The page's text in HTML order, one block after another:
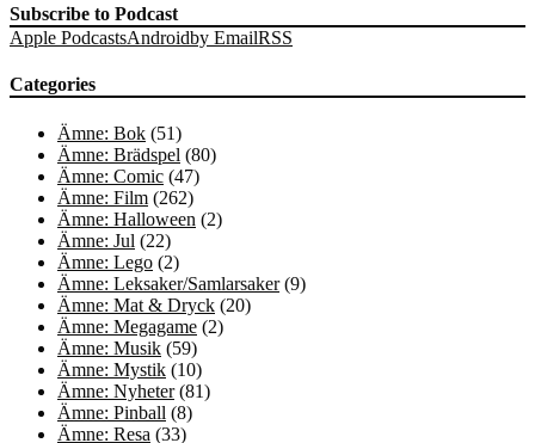
Subscribe to Podcast
Apple PodcastsAndroidby EmailRSS
Categories
Ämne: Bok (51)
Ämne: Brädspel (80)
Ämne: Comic (47)
Ämne: Film (262)
Ämne: Halloween (2)
Ämne: Jul (22)
Ämne: Lego (2)
Ämne: Leksaker/Samlarsaker(9)
Ämne: Mat & Dryck (20)
Ämne: Megagame (2)
Ämne: Musik (59)
Ämne: Mystik (10)
Ämne: Nyheter(81)
Ämne: Pinball (8)
Ämne: Resa (33)